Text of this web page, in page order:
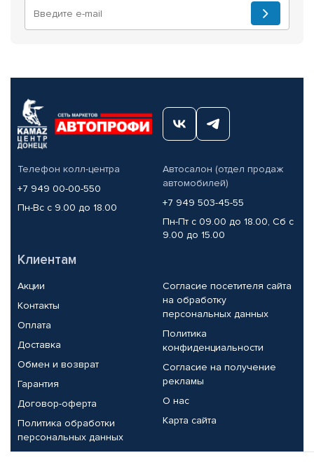
Телефон колл-центра
+7 949 00-00-550
Пн-Вс с 9.00 до 18.00
Автосалон (отдел продаж
автомобилей)
+7 949 503-45-55
Пн-Пт с 09.00 до 18.00, Сб с
9.00 до 15.00
Клиентам
Акции
Контакты
Оплата
Доставка
Обмен и возврат
Гарантия
Договор-оферта
Политика обработки
персональных данных
Согласие посетителя сайта
на обработку
персональных данных
Политика
конфиденциальности
Согласие на получение
рекламы
О нас
Карта сайта